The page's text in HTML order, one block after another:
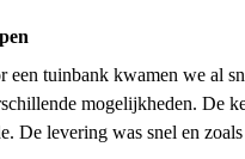
een tuinbank kwamen we al
mogelijkheden. De
De levering was snel en